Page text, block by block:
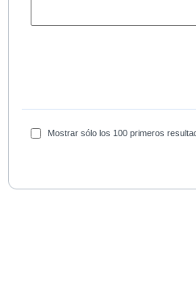
Mostrar sólo los 100 primeros